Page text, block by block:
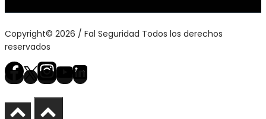
Copyright© 2026 / Fal Seguridad Todos los derechos
reservados